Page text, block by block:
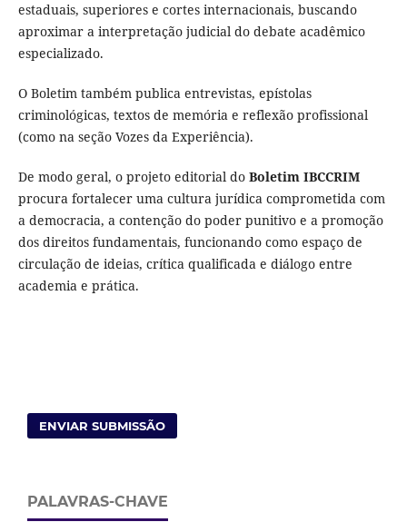
estaduais, superiores e cortes internacionais, buscando
aproximar a interpretação judicial do debate acadêmico
especializado.
O Boletim também publica entrevistas, epístolas
criminológicas, textos de memória e reflexão profissional
(como na seção Vozes da Experiência).
De modo geral, o projeto editorial do Boletim IBCCRIM
procura fortalecer uma cultura jurídica comprometida com
a democracia, a contenção do poder punitivo e a promoção
dos direitos fundamentais, funcionando como espaço de
circulação de ideias, crítica qualificada e diálogo entre
academia e prática.
ENVIAR SUBMISSÃO
PALAVRAS-CHAVE